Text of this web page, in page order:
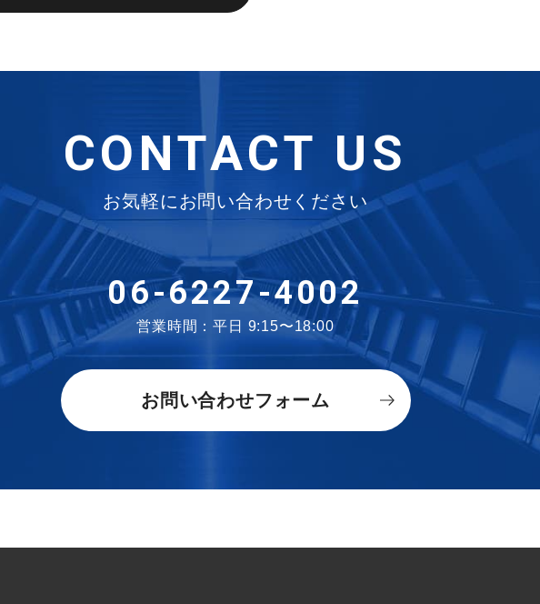
CONTACT US
お気軽にお問い合わせください
06-6227-4002
営業時間：平日 9:15〜18:00
お問い合わせフォーム